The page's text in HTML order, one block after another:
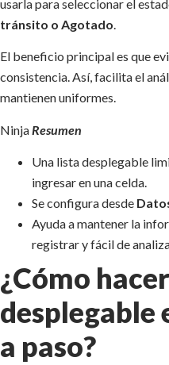
usarla para seleccionar el
tránsito o Agotado.
El beneficio principal es que
consistencia. Así, facilita el
mantienen uniformes.
Ninja Resumen
Una lista desplegable
ingresar en una celda.
Se configura desde
Ayuda a mantener la
registrar y fácil de
¿Cómo
desplegable
a paso?